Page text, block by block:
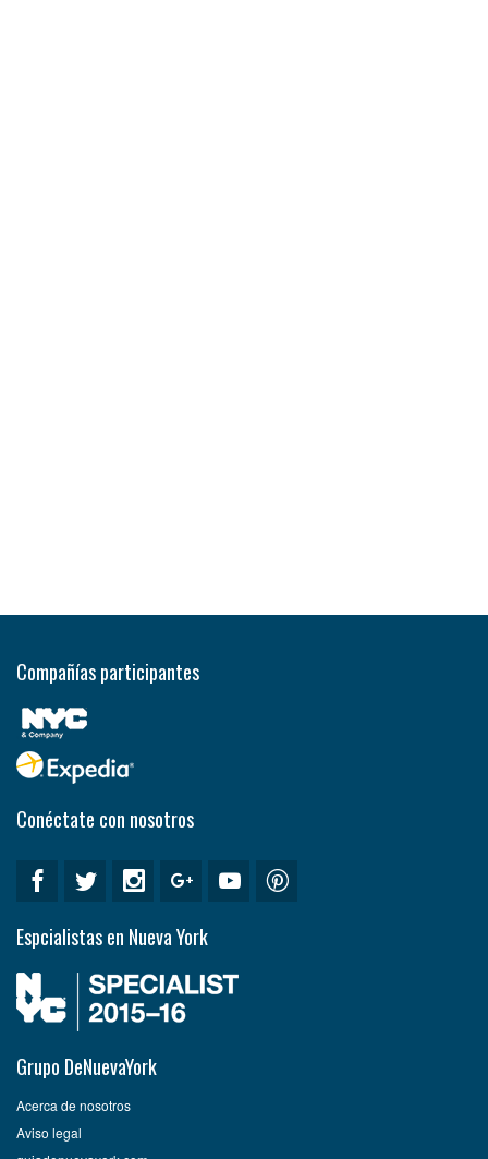
Compañías participantes
Conéctate con nosotros
Espcialistas en Nueva York
Grupo DeNuevaYork
Acerca de nosotros
Aviso legal